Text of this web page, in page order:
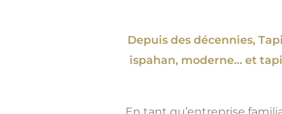
Depuis des décennies,
ispahan, moderne…et
En tant qu’entreprise